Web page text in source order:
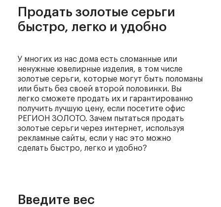
Продать золотые серьги
быстро, легко и удобно
У многих из нас дома есть сломанные или
ненужные ювелирные изделия, в том числе
золотые серьги, которые могут быть поломаны
или быть без своей второй половинки. Вы
легко сможете продать их и гарантированно
получить лучшую цену, если посетите офис
РЕГИОН ЗОЛОТО. Зачем пытаться продать
золотые серьги через интернет, используя
рекламные сайты, если у нас это можно
сделать быстро, легко и удобно?
Введите вес